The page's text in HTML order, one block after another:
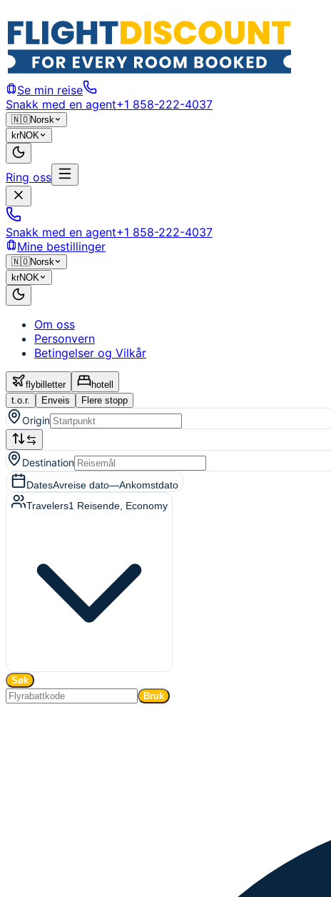
Se min reise
Snakk med en agent+1 858-222-4037
🇳🇴Norsk
krNOK
Ring oss
Snakk med en agent+1 858-222-4037
Mine bestillinger
🇳🇴Norsk
krNOK
Om oss
Personvern
Betingelser og Vilkår
flybilletter
hotell
t.o.r.
Enveis Flere stopp
Origin
Destination
DatesAvreise dato—Ankomstdato
Travelers1 Reisende , Economy
Søk
Bruk